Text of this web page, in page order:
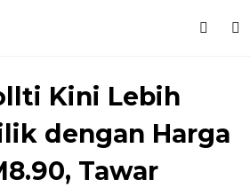
Kini Lebih
dengan Harga
Tawar